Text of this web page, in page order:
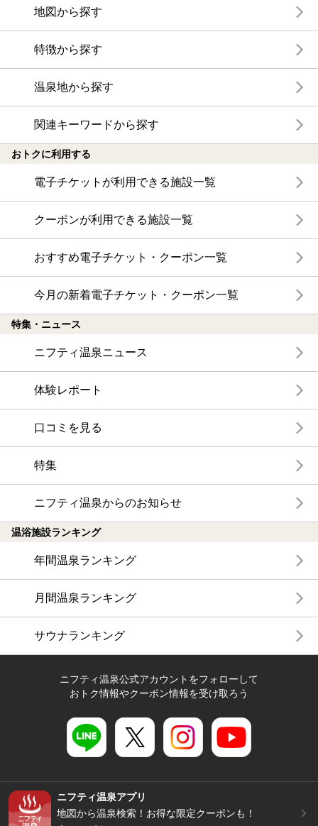
地図から探す
特徴から探す
温泉地から探す
関連キーワードから探す
おトクに利用する
電子チケットが利用できる施設一覧
クーポンが利用できる施設一覧
おすすめ電子チケット・クーポン一覧
今月の新着電子チケット・クーポン一覧
特集・ニュース
ニフティ温泉ニュース
体験レポート
口コミを見る
特集
ニフティ温泉からのお知らせ
温浴施設ランキング
年間温泉ランキング
月間温泉ランキング
サウナランキング
ニフティ温泉公式アカウントをフォローして
おトク情報やクーポン情報を受け取ろう
ニフティ温泉アプリ
地図から温泉検索！お得な限定クーポンも！